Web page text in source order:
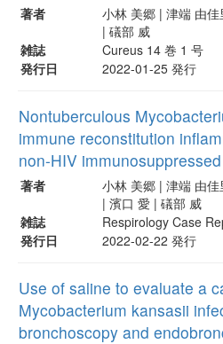
著者
小林 美郷 | 津端 由
| 礒部 威
雑誌
Cureus 14 巻 1 号
発行日
2022-01-25 発行
Nontuberculous
immune reconstitution
non-HIV
著者
小林 美郷 | 津端 由
| 濱口 愛 | 礒部 威
雑誌
Respirology Case
発行日
2022-02-22 発行
Use of saline to evaluate a
Mycobacterium kansasii
bronchoscopy and